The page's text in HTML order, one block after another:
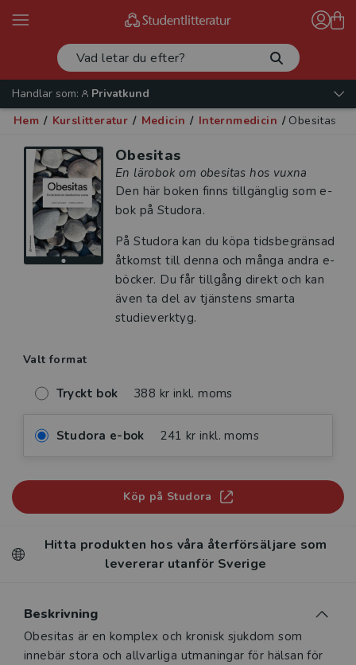
Handlar som:
Privatkund
Hem / Kurslitteratur / Medicin / Internmedicin / Obesitas
Obesitas
En lärobok om obesitas hos vuxna
Den här boken finns tillgänglig som e-
bok på Studora.
På Studora kan du köpa tidsbegränsad
åtkomst till denna och många andra e-
böcker. Du får tillgång direkt och kan
även ta del av tjänstens smarta
studieverktyg.
Valt format
Tryckt bok 388 kr inkl. moms
Studora e-bok 241 kr inkl. moms
Köp på Studora
Hitta produkten hos våra återförsäljare som
levererar utanför Sverige
Beskrivning
Beskrivning
Obesitas är en komplex och kronisk sjukdom som
innebär stora och allvarliga utmaningar för hälsan för